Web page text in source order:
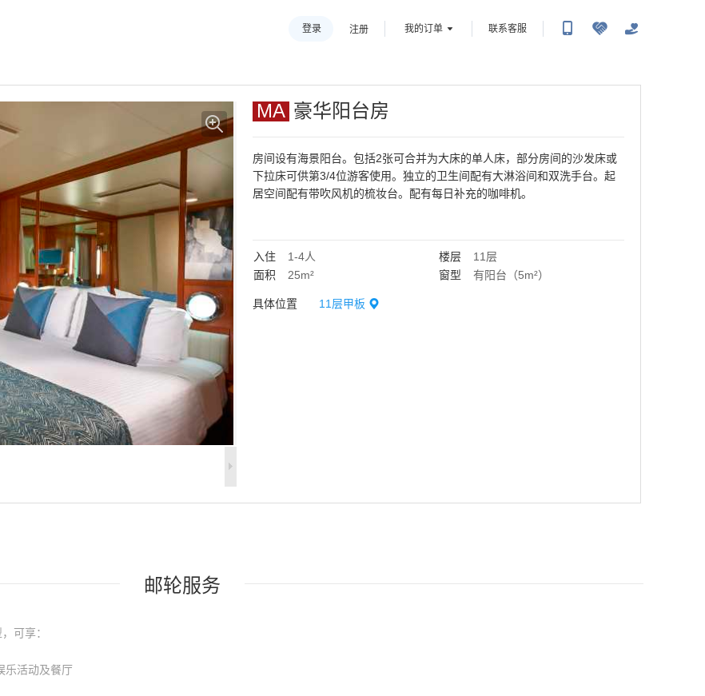
登录 注册 我的订单 联系客服
MA 豪华阳台房
房间设有海景阳台。包括2张可合并为大床的单人床，部分房间的沙发床或
下拉床可供第3/4位游客使用。独立的卫生间配有大淋浴间和双洗手台。起
居空间配有带吹风机的梳妆台。配有每日补充的咖啡机。
入住 1-4人 楼层
11层
面积
25m² 窗型 有阳台（5m²）
具体位置 11层甲板
邮轮服务
可享：
乐活动及餐厅